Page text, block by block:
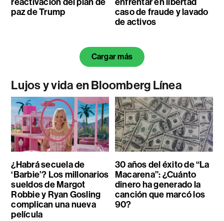
paz de Trump
caso de fraude y lavado
de activos
Cargar más
Lujos y vida en Bloomberg Línea
¿Habrá secuela de
‘Barbie’? Los millonarios
sueldos de Margot
Robbie y Ryan Gosling
complican una nueva
película
30 años del éxito de “La
Macarena”: ¿Cuánto
dinero ha generado la
canción que marcó los
90?